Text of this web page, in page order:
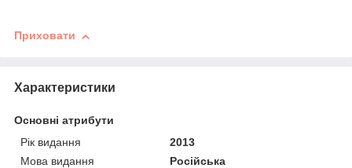
Приховати
Характеристики
Основні атрибути
Рік видання
2013
Мова видання
Російська